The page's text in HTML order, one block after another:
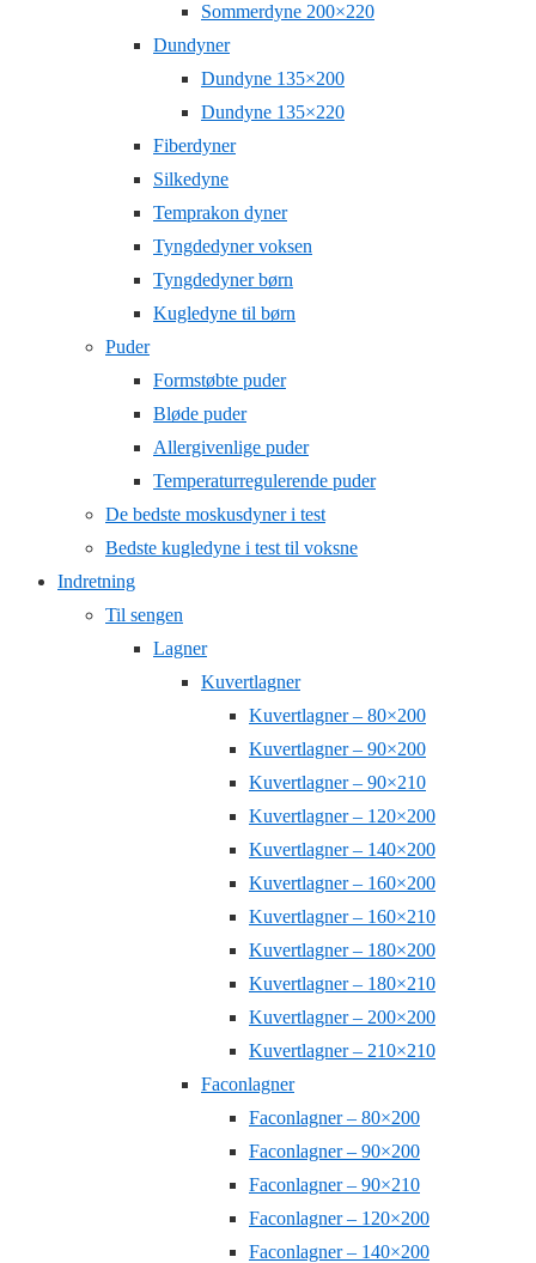
Sommerdyne 200×220
Dundyner
Dundyne 135×200
Dundyne 135×220
Fiberdyner
Silkedyne
Temprakon dyner
Tyngdedyner voksen
Tyngdedyner børn
Kugledyne til børn
Puder
Formstøbte puder
Bløde puder
Allergivenlige puder
Temperaturregulerende puder
De bedste moskusdyner i test
Bedste kugledyne i test til voksne
Indretning
Til sengen
Lagner
Kuvertlagner
Kuvertlagner – 80×200
Kuvertlagner – 90×200
Kuvertlagner – 90×210
Kuvertlagner – 120×200
Kuvertlagner – 140×200
Kuvertlagner – 160×200
Kuvertlagner – 160×210
Kuvertlagner – 180×200
Kuvertlagner – 180×210
Kuvertlagner – 200×200
Kuvertlagner – 210×210
Faconlagner
Faconlagner – 80×200
Faconlagner – 90×200
Faconlagner – 90×210
Faconlagner – 120×200
Faconlagner – 140×200